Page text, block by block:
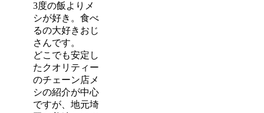
3度の飯よりメ
シが好き。食べ
るの大好きおじ
さんです。
どこでも安定し
たクオリティー
のチェーン店メ
シの紹介が中心
ですが、地元埼